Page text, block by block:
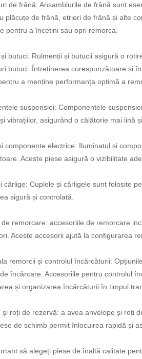
de frână: Ansamblurile de frână sunt
plăcuțe de frână, etrieri de frână și alte
pentru a încetini sau opri remorca.
butuci: Rulmenții și butucii asigură o
butuci. Întreținerea corespunzătoare și
a menține performanța optimă a
suspensiei: Componentele
vibrațiilor, asigurând o călătorie mai lină
componente electrice: Iluminatul și
Aceste piese asigură o vizibilitate
cârlige: Cuplele și cârligele sunt folosite
sigură și controlată.
de remorcare: accesoriile de remorcare
Aceste accesorii ajută la configurarea
remorcii și controlul încărcăturii:
încărcare. Accesoriile pentru controlul
și organizarea încărcăturii în timpul
și roți de rezervă: a avea anvelope și roți
de schimb permit înlocuirea rapidă și
să alegeți piese de înaltă calitate